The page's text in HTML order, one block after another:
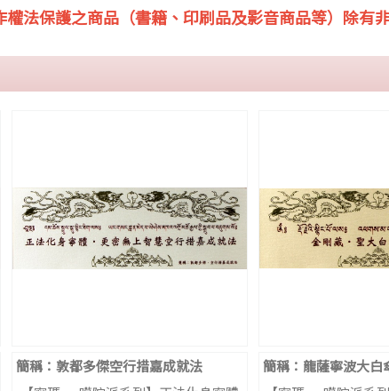
法保護之商品（書籍、印刷品及影音商品等）除有
簡稱：敦都多傑空行措嘉成就法
簡稱：龍薩寧波大白